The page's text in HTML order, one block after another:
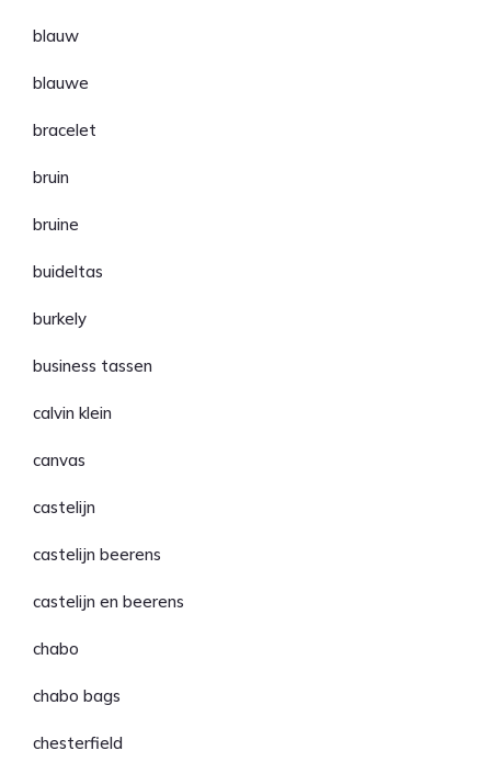
blauw
blauwe
bracelet
bruin
bruine
buideltas
burkely
business tassen
calvin klein
canvas
castelijn
castelijn beerens
castelijn en beerens
chabo
chabo bags
chesterfield